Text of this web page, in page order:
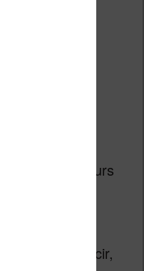
ils
souci
être prouvé.
Amazon
service de
développeurs
Web
et à éclaircir,